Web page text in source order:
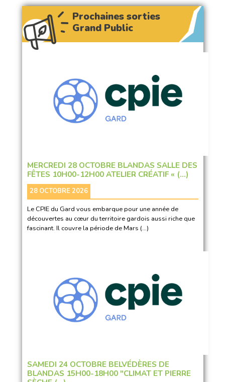
Prochaines sorties
Grand Public
MERCREDI 28 OCTOBRE BLANDAS SALLE DES
FÊTES 10H00-12H00 ATELIER CRÉATIF « (…)
28 OCTOBRE 2026
Le CPIE du Gard vous embarque pour une année de
découvertes au cœur du territoire gardois aussi riche que
fascinant. Il couvre la période de Mars (…)
SAMEDI 24 OCTOBRE BELVÉDÈRES DE
BLANDAS 15H00-18H00 "CLIMAT ET PIERRE